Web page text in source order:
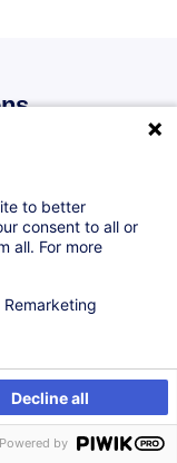
to better
consent to all or
all. For more
Remarketing
Decline all
Powered by